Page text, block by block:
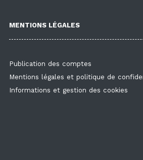
MENTIONS LÉGALES
Publication des comptes
Mentions légales et politique de
Informations et gestion des cookies